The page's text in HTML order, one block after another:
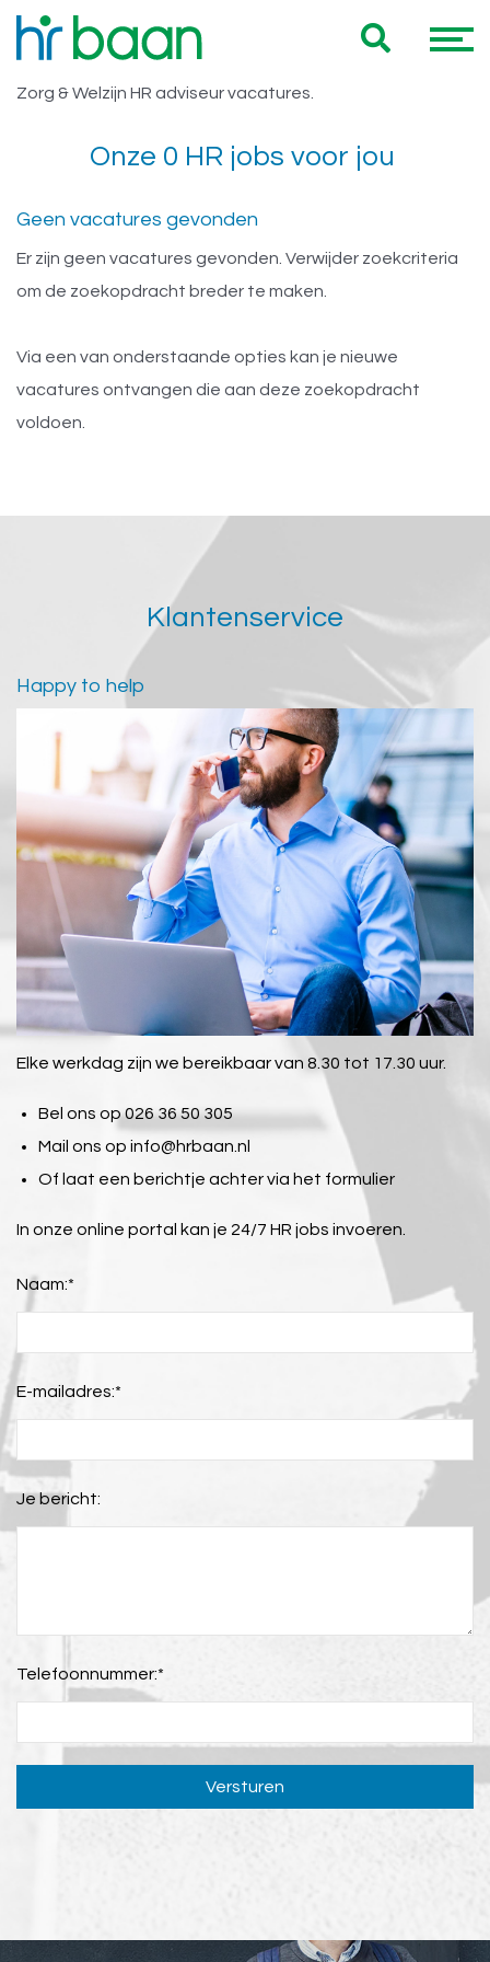
Vacatures Vast HBO Zorg & Welzijn
HR adviseur
Hieronder vind je een overzicht van al onze Vast HBO
Zorg & Welzijn HR adviseur vacatures.
Onze 0 HR jobs voor jou
Geen vacatures gevonden
Er zijn geen vacatures gevonden. Verwijder zoekcriteria
om de zoekopdracht breder te maken.
Via een van onderstaande opties kan je nieuwe
vacatures ontvangen die aan deze zoekopdracht
voldoen.
Klantenservice
Happy to help
Elke werkdag zijn we bereikbaar van 8.30 tot 17.30 uur.
Bel ons op 026 36 50 305
Mail ons op info@hrbaan.nl
Of laat een berichtje achter via het formulier
In onze online portal kan je 24/7 HR jobs invoeren.
Naam:*
E-mailadres:*
Je bericht:
Telefoonnummer:*
Versturen